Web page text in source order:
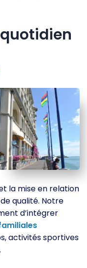
la mise en relation
de qualité. Notre
d’intégrer
activités sportives